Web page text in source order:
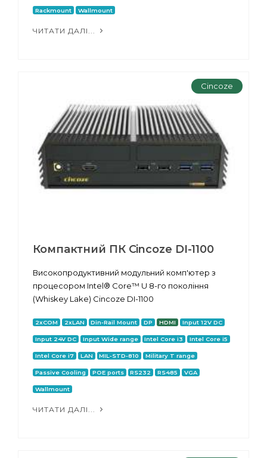
Rackmount Wallmount
ЧИТАТИ ДАЛІ...
Cincoze
Компактний ПК Cincoze DI-1100
Високопродуктивний модульний комп'ютер з
процесором Intel® Core™ U 8-го покоління
(Whiskey Lake) Cincoze DI-1100
2xCOM 2xLAN Din-Rail Mount DP HDMI Input 12V DC
Input 24V DC Input Wide range Intel Core i3 Intel Core i5
Intel Core i7 LAN MIL-STD-810 Military T range
Passive Cooling POE ports RS232 RS485 VGA
Wallmount
ЧИТАТИ ДАЛІ...